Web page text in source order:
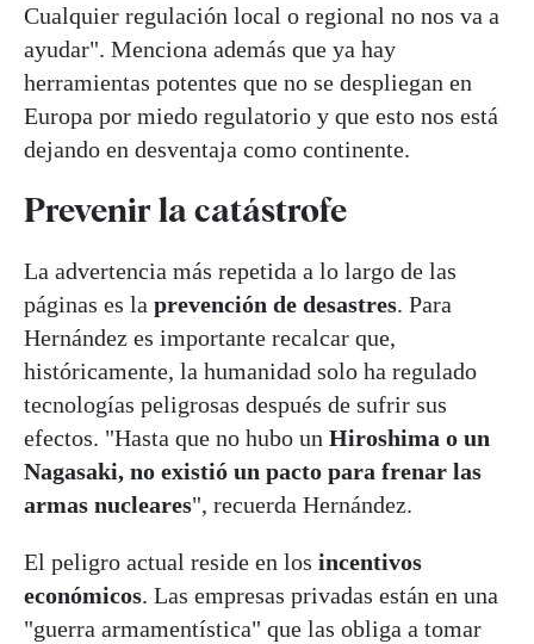
Cualquier regulación local o regional no nos va a
ayudar". Menciona además que ya hay
herramientas potentes que no se despliegan en
Europa por miedo regulatorio y que esto nos está
dejando en desventaja como continente.
Prevenir la catástrofe
La advertencia más repetida a lo largo de las
páginas es la prevención de desastres. Para
Hernández es importante recalcar que,
históricamente, la humanidad solo ha regulado
tecnologías peligrosas después de sufrir sus
efectos. "Hasta que no hubo un Hiroshima o un
Nagasaki, no existió un pacto para frenar las
armas nucleares", recuerda Hernández.
El peligro actual reside en los incentivos
económicos. Las empresas privadas están en una
"guerra armamentística" que las obliga a tomar